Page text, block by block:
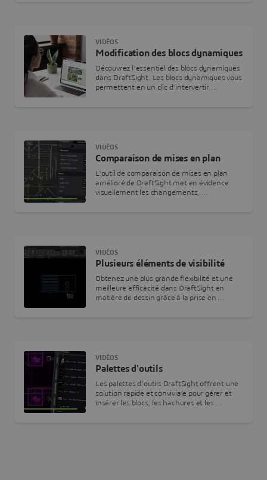
VIDÉOS
Modification des blocs dynamiques
Découvrez l'essentiel des blocs dynamiques
dans DraftSight. Les blocs dynamiques vous
permettent en un clic d'intervertir ...
VIDÉOS
Comparaison de mises en plan
L'outil de comparaison de mises en plan
amélioré de DraftSight met en évidence
visuellement les changements, ...
VIDÉOS
Plusieurs éléments de visibilité
Obtenez une plus grande flexibilité et une
meilleure efficacité dans DraftSight en
matière de dessin grâce à la prise en ...
VIDÉOS
Palettes d'outils
Les palettes d'outils DraftSight offrent une
solution rapide et conviviale pour gérer et
insérer les blocs, les hachures et les ...